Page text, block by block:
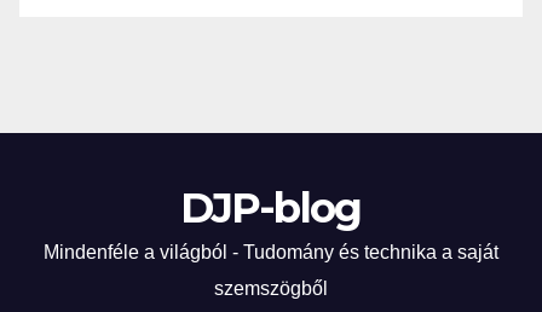
DJP-blog
Mindenféle a világból - Tudomány és technika a saját
szemszögből